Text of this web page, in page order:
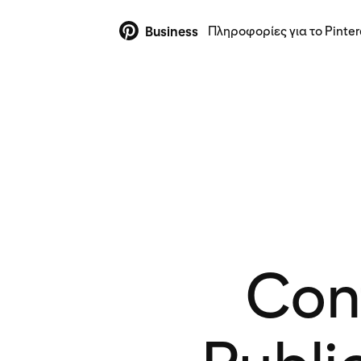
Business Πληροφορίες για το